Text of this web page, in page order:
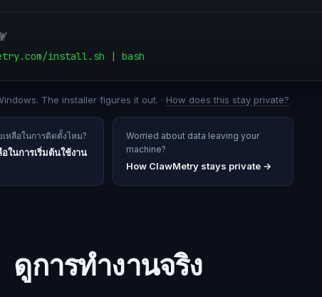
install.sh | bash
The installer figures it out. · How does this stay private?
หลือในการติดตั้งไหม?
ในการเริ่มต้นใช้งาน
Worried about data leaving your
machine?
How ClawMetry stays private →
ดูการทำงานจริง